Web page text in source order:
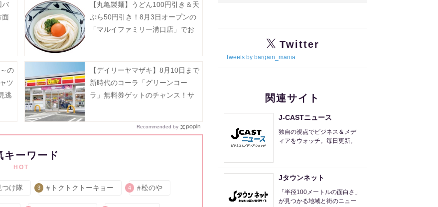
バ
面
【丸亀製麺】うどん100円引き＆天
ぷら50円引き！8月3日オープンの
「マルイファミリー溝口店」でお
の
ツ
逃
【デイリーヤマザキ】8月10日まで
新時代のコーラ「グリーンコー
ラ」無料券ゲットのチャンス！サ
Recommended by
キーワード
HOT
つけ隊 3 トクトクトーキョー 4 松のや
Twitter
Tweets by bargain_mania
関連サイト
J-CASTニュース
独自の視点でビジネス＆メデ
ィアをウォッチ。毎日更新。
Jタウンネット
「半径100メートルの面白さ」
が見つかる地域と街のニュー